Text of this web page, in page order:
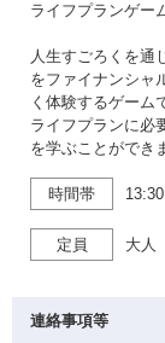
ライフプランゲー
人生すごろくを通
をファイナンシャ
く体験するゲーム
ライフプランに必
を学ぶことができ
時間帯
定員 大人
連絡事項等